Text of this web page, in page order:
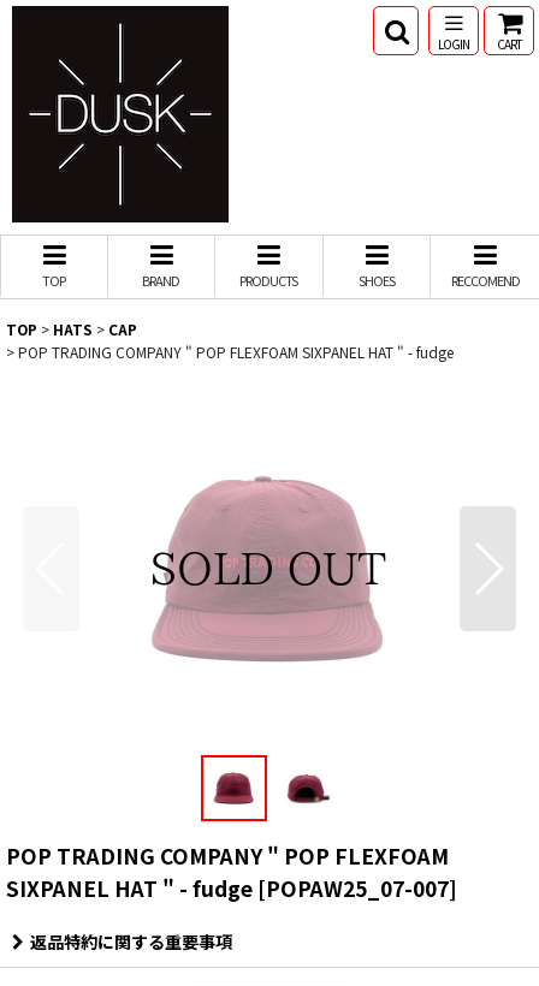
LOGIN CART
TOP BRAND PRODUCTS SHOES RECCOMEND
TOP > HATS > CAP
>POP TRADING COMPANY " POP FLEXFOAM SIXPANEL HAT " - fudge
POP TRADING COMPANY " POP FLEXFOAM
SIXPANEL HAT " - fudge [POPAW25_07-007]
返品特約に関する重要事項